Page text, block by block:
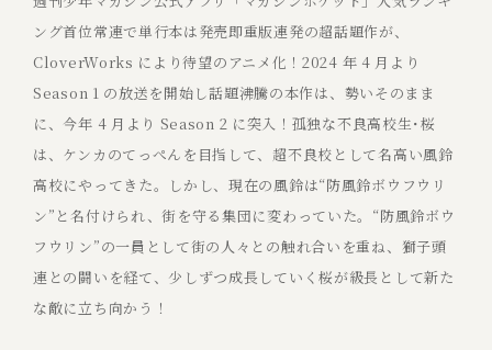
ング首位常連で単行本は発売即重版連発の超話題作が、
CloverWorks により待望のアニメ化！2024 年 4 月より
Season 1 の放送を開始し話題沸騰の本作は、勢いそのまま
に、今年 4 月より Season 2 に突入！孤独な不良高校生･桜
は、ケンカのてっぺんを目指して、超不良校として名高い風鈴
高校にやってきた。しかし、現在の風鈴は“防風鈴ボウフウリ
ン”と名付けられ、街を守る集団に変わっていた。“防風鈴ボウ
フウリン”の一員として街の人々との触れ合いを重ね、獅子頭
連との闘いを経て、少しずつ成長していく桜が級長として新た
な敵に立ち向かう！